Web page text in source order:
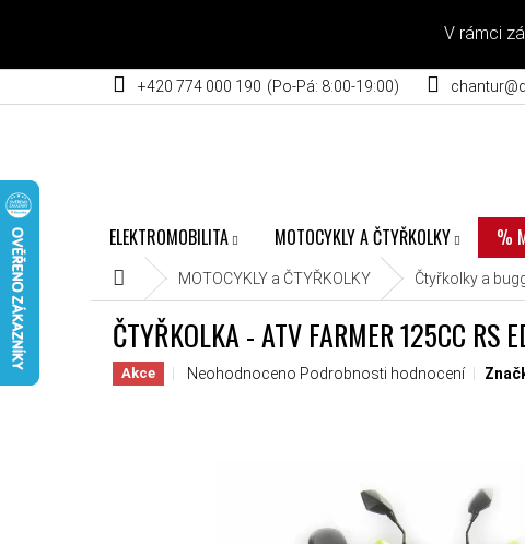
V rámci
+420 774 000 190
ELEKTROMOBILITA MOTOCYKLY A ČTYŘKOLKY %
Domů MOTOCYKLY a ČTYŘKOLKY Čtyřkolky a
ČTYŘKOLKA - ATV FARMER 125CC RS
Akce Průměrné hodnocení produktu je 0,0 z 5
Neohodnoceno Podrobnosti hodnocení